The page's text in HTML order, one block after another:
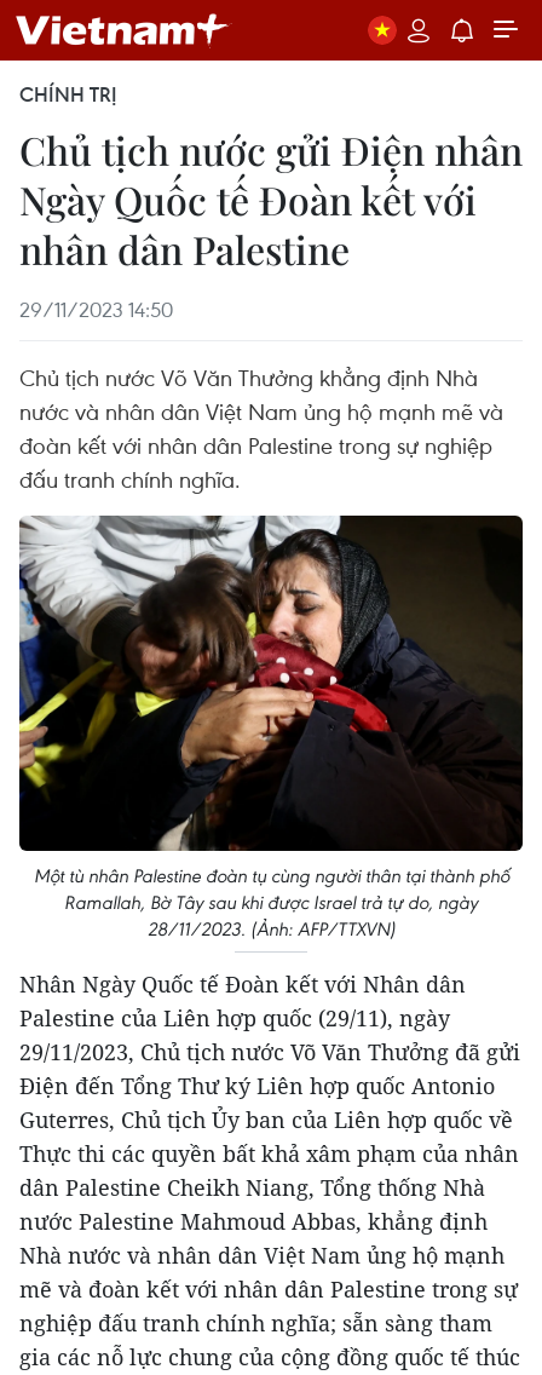
CHÍNH TRỊ
Chủ tịch nước gửi Điện nhân
Ngày Quốc tế Đoàn kết với
nhân dân Palestine
29/11/2023 14:50
Chủ tịch nước Võ Văn Thưởng khẳng định Nhà
nước và nhân dân Việt Nam ủng hộ mạnh mẽ và
đoàn kết với nhân dân Palestine trong sự nghiệp
đấu tranh chính nghĩa.
Một tù nhân Palestine đoàn tụ cùng người thân tại thành phố
Ramallah, Bờ Tây sau khi được Israel trả tự do, ngày
28/11/2023. (Ảnh: AFP/TTXVN)
Nhân Ngày Quốc tế Đoàn kết với Nhân dân
Palestine của Liên hợp quốc (29/11), ngày
29/11/2023, Chủ tịch nước Võ Văn Thưởng đã gửi
Điện đến Tổng Thư ký Liên hợp quốc Antonio
Guterres, Chủ tịch Ủy ban của Liên hợp quốc về
Thực thi các quyền bất khả xâm phạm của nhân
dân Palestine Cheikh Niang, Tổng thống Nhà
nước Palestine Mahmoud Abbas, khẳng định
Nhà nước và nhân dân Việt Nam ủng hộ mạnh
mẽ và đoàn kết với nhân dân Palestine trong sự
nghiệp đấu tranh chính nghĩa; sẵn sàng tham
gia các nỗ lực chung của cộng đồng quốc tế thúc